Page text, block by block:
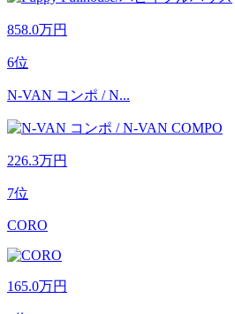
858.0万円
6位
N-VAN コンポ / N...
226.3万円
7位
CORO
165.0万円